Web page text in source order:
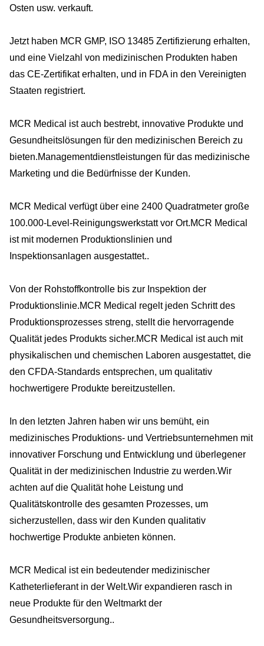
Osten usw. verkauft.
Jetzt haben MCR GMP, ISO 13485 Zertifizierung erhalten,
und eine Vielzahl von medizinischen Produkten haben
das CE-Zertifikat erhalten, und in FDA in den Vereinigten
Staaten registriert.
MCR Medical ist auch bestrebt, innovative Produkte und
Gesundheitslösungen für den medizinischen Bereich zu
bieten.Managementdienstleistungen für das medizinische
Marketing und die Bedürfnisse der Kunden.
MCR Medical verfügt über eine 2400 Quadratmeter große
100.000-Level-Reinigungswerkstatt vor Ort.MCR Medical
ist mit modernen Produktionslinien und
Inspektionsanlagen ausgestattet..
Von der Rohstoffkontrolle bis zur Inspektion der
Produktionslinie.MCR Medical regelt jeden Schritt des
Produktionsprozesses streng, stellt die hervorragende
Qualität jedes Produkts sicher.MCR Medical ist auch mit
physikalischen und chemischen Laboren ausgestattet, die
den CFDA-Standards entsprechen, um qualitativ
hochwertigere Produkte bereitzustellen.
In den letzten Jahren haben wir uns bemüht, ein
medizinisches Produktions- und Vertriebsunternehmen mit
innovativer Forschung und Entwicklung und überlegener
Qualität in der medizinischen Industrie zu werden.Wir
achten auf die Qualität hohe Leistung und
Qualitätskontrolle des gesamten Prozesses, um
sicherzustellen, dass wir den Kunden qualitativ
hochwertige Produkte anbieten können.
MCR Medical ist ein bedeutender medizinischer
Katheterlieferant in der Welt.Wir expandieren rasch in
neue Produkte für den Weltmarkt der
Gesundheitsversorgung..